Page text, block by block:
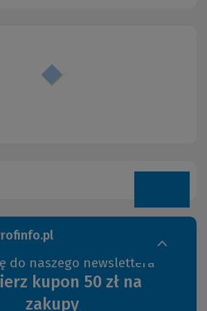
do naszego newslettera
kupon 50 zł na
zakupy